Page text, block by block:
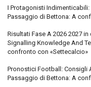
I Protagonisti
Passaggio di Bettona: A
Risultati Fase A 2026 2027
Signalling Knowledge And
confronto con «Settecalcio»
Pronostici Football: Consigli
Passaggio di Bettona: A